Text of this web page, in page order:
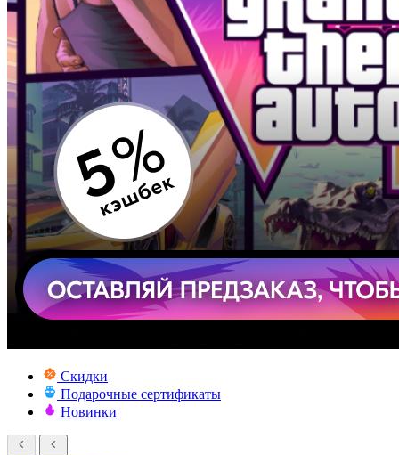
Скидки
Подарочные сертификаты
Новинки